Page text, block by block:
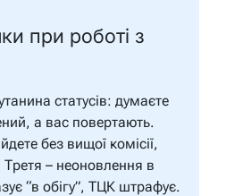
при роботі з
статусів: думаєте
а вас повертають.
без вищої комісії,
Третя – неоновлення в
“в обігу”, ТЦК штрафує.